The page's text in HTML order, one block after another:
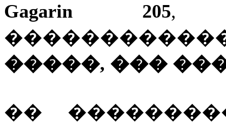
Gagarin 205,
�����, ���
��